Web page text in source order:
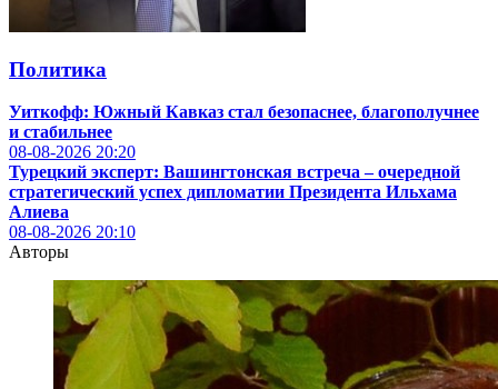
Политика
Уиткофф: Южный Кавказ стал безопаснее, благополучнее
и стабильнее
08-08-2026 20:20
Турецкий эксперт: Вашингтонская встреча – очередной
стратегический успех дипломатии Президента Ильхама
Алиева
08-08-2026 20:10
Авторы